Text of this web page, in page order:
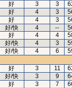
好 3 3
好 4 3
好 4 3
好/快 4 --
好 4 4
好/快 4 3
好/快 4 6
好 3 11
好/快 3 9
好 3 7